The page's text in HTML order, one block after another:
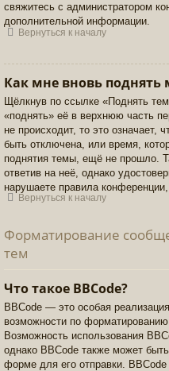
свяжитесь с администратором
дополнительной информации.
Вернуться к началу
Как мне вновь поднять
Щёлкнув по ссылке «Поднять
«поднять» её в верхнюю часть
не происходит, то это означает,
быть отключена, или время,
поднятия темы, ещё не прошло.
ответив на неё, однако
нарушаете правила конференции,
Вернуться к началу
Форматирование
тем
Что такое BBCode?
BBCode — это особая
возможности по
Возможность использования
однако BBCode также может
форме для его отправки.